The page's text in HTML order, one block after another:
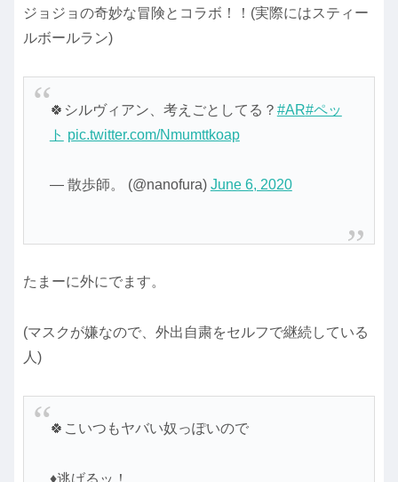
ジョジョの奇妙な冒険とコラボ！！(実際にはスティー
ルボールラン)
🍀シルヴィアン、考えごとしてる？ #AR#ペッ
ト pic.twitter.com/Nmumttkoap
— 散歩師。 (@nanofura) June 6, 2020
たまーに外にでます。
(マスクが嫌なので、外出自粛をセルフで継続している
人)
🍀こいつもヤバい奴っぽいので